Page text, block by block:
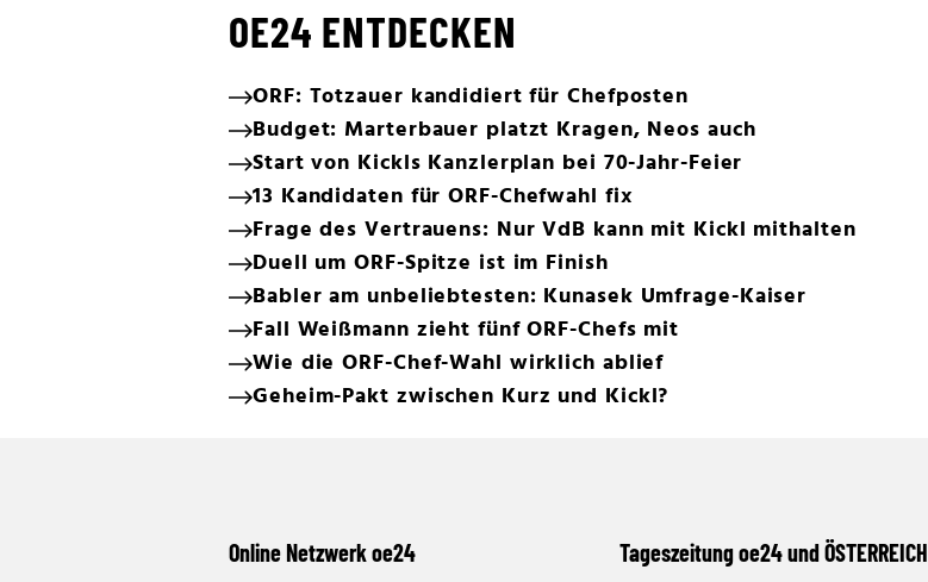
OE24 ENTDECKEN
ORF: Totzauer kandidiert für Chefposten
Budget: Marterbauer platzt Kragen, Neos auch
Start von Kickls Kanzlerplan bei 70-Jahr-Feier
13 Kandidaten für ORF-Chefwahl fix
Frage des Vertrauens: Nur VdB kann mit Kickl mithalten
Duell um ORF-Spitze ist im Finish
Babler am unbeliebtesten: Kunasek Umfrage-Kaiser
Fall Weißmann zieht fünf ORF-Chefs mit
Wie die ORF-Chef-Wahl wirklich ablief
Geheim-Pakt zwischen Kurz und Kickl?
Online Netzwerk oe24 Tageszeitung oe24 und ÖSTERREICH